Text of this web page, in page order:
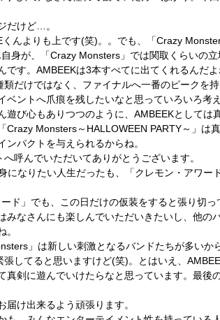
だけど…。
んよりも上です(笑)。。でも、「Crazy
身が、「Crazy Monsters」では関取くらいの
す。AMBEEKは3本すべてに出てくれるんだよ
だけではなく、ファイナルへ一番のピークを
ベントへ爪痕を残したいなと思っていろいろ
遊び心もありつつのように、AMBEEKとしては
Crazy Monsters～HALLOWEEN PARTY～」は
パクトを与えられるからね。
呼んでいただいてありがとうございます。
になりたい人生だったも、「クレモン・アワー
ド」でも、この日だけの仮装をすると張り切
みなさんにも楽しんでいただいきたいし、他
。
」は新しい刺激となるバンドたちが多いか
張してると思いますけど(笑)。とはいえ、
真剣に遊んでいけたらなと思っています。最
け出来るよう頑張ります。